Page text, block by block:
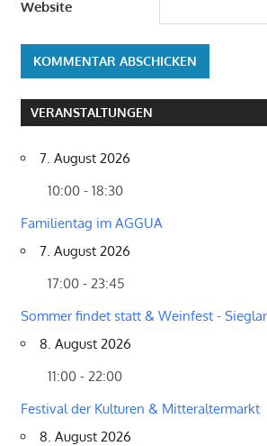
Website
VERANSTALTUNGEN
7. August 2026
10:00 - 18:30
Familientag im AGGUA
7. August 2026
17:00 - 23:45
Sommer findet statt & Weinfest - Sieglar
8. August 2026
11:00 - 22:00
Festival der Kulturen & Mitteraltermarkt
8. August 2026